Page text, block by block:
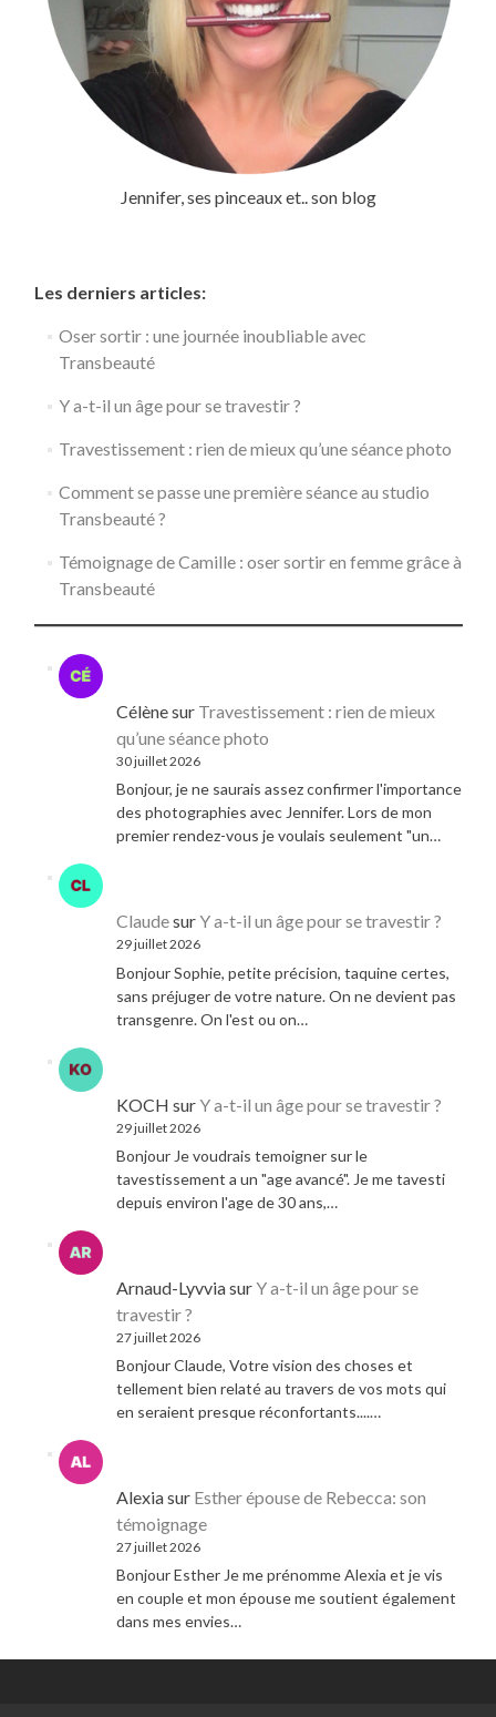
Jennifer, ses pinceaux et.. son blog
Les derniers articles:
Oser sortir : une journée inoubliable avec
Transbeauté
Y a-t-il un âge pour se travestir ?
Travestissement : rien de mieux qu’une séance photo
Comment se passe une première séance au studio
Transbeauté ?
Témoignage de Camille : oser sortir en femme grâce à
Transbeauté
Célènesur Travestissement : rien de mieux
qu’une séance photo
30 juillet 2026
Bonjour, je ne saurais assez confirmer l'importance
des photographies avec Jennifer. Lors de mon
premier rendez-vous je voulais seulement "un…
ClaudesurY a-t-il un âge pour se travestir ?
29 juillet 2026
Bonjour Sophie, petite précision, taquine certes,
sans préjuger de votre nature. On ne devient pas
transgenre. On l'est ou on…
KOCH surY a-t-il un âge pour se travestir ?
29 juillet 2026
Bonjour Je voudrais temoigner sur le
tavestissement a un "age avancé". Je me tavesti
depuis environ l'age de 30 ans,…
Arnaud-LyvviasurY a-t-il un âge pour se
travestir ?
27 juillet 2026
Bonjour Claude, Votre vision des choses et
tellement bien relaté au travers de vos mots qui
en seraient presque réconfortants....…
Alexiasur Esther épouse de Rebecca: son
témoignage
27 juillet 2026
Bonjour Esther Je me prénomme Alexia et je vis
en couple et mon épouse me soutient également
dans mes envies…